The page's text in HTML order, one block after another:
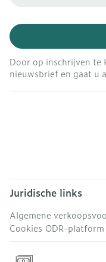
Door op inschrijven te
nieuwsbrief en gaat u
Juridische links
Algemene
Cookies ODR-platform